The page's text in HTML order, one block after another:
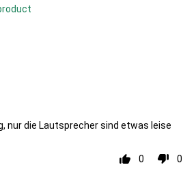
nur die Lautsprecher sind etwas leise
0 0